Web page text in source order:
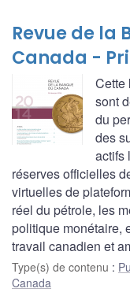
Revue de la
Canada -
Cette
sont
du
des
actifs
réserves officielles
virtuelles de
réel du pétrole, les
politique monétaire,
travail canadien et
Type(s) de contenu :
Canada